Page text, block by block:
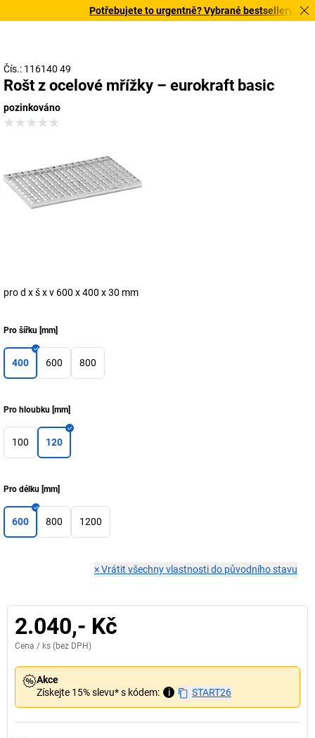
Potřebujete to urgentně? Vybrané bestsellery
Čís.: 116140 49
Rošt z ocelové mřížky – eurokraft basic
pozinkováno
pro d x š x v 600 x 400 x 30 mm
Pro šířku [mm]
400 600 800
Pro hloubku [mm]
100 120
Pro délku [mm]
600 800 1200
×Vrátit všechny vlastnosti do původního stavu
2.040,- Kč
Cena / ks (bez DPH)
Akce
Získejte 15% slevu* s kódem:
i START26